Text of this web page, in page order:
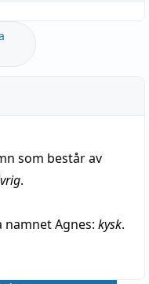
som består av
.
namnet Agnes: kysk.